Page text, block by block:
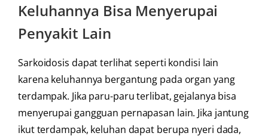
Keluhannya Bisa Menyerupai
Penyakit Lain
Sarkoidosis dapat terlihat seperti kondisi lain
karena keluhannya bergantung pada organ yang
terdampak. Jika paru-paru terlibat, gejalanya bisa
menyerupai gangguan pernapasan lain. Jika jantung
ikut terdampak, keluhan dapat berupa nyeri dada,